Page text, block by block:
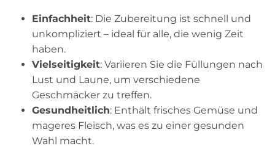
Einfachheit: Die Zubereitung ist schnell und
unkompliziert – ideal für alle, die wenig Zeit
haben.
Vielseitigkeit: Variieren Sie die Füllungen nach
Lust und Laune, um verschiedene
Geschmäcker zu treffen.
Gesundheitlich: Enthält frisches Gemüse und
mageres Fleisch, was es zu einer gesunden
Wahl macht.